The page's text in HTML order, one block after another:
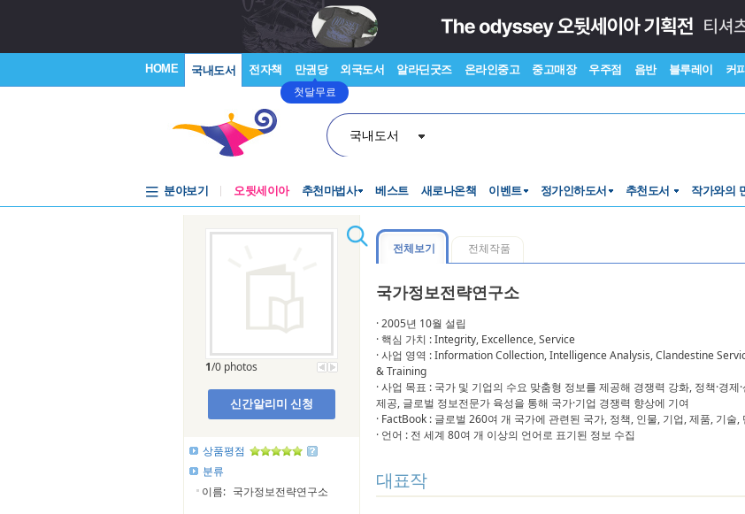
HOME 국내도서 전자책 만권당
첫달무료
외국도서 알라딘굿즈 온라인중고 중고매장 우주점 음반 블루레이 커피
국내도서
분야보기 오뒷세이아 추천마법사 베스트 새로나온책 이벤트 정가인하도서 추천도서 작가와의
1/0 photos
신간알리미 신청
상품평점
분류
이름: 국가정보전략연구소
전체보기 전체작품
국가정보전략연구소
· 2005년 10월 설립
· 핵심 가치 : Integrity, Excellence, Service
· 사업 영역 : Information Collection, Intelligence Analysis, Clandestine
& Training
· 사업 목표 : 국가 및 기업의 수요 맞춤형 정보를 제공해 경쟁력 강화, 정책·경제
제공, 글로벌 정보전문가 육성을 통해 국가·기업 경쟁력 향상에 기여
· FactBook : 글로벌 260여 개 국가에 관련된 국가, 정책, 인물, 기업, 제품, 기술
· 언어 : 전 세계 80여 개 이상의 언어로 표기된 정보 수집
대표작